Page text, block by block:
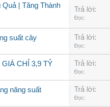
| Tăng Thành
Trả lời:
Đọc:
suất cây Trả lời:
Đọc:
CHỈ 3,9 TỶ Trả lời:
Đọc:
năng suất Trả lời:
Đọc: